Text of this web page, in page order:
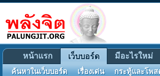
หน้าแรก เว็บบอร์ด
ค้นหาในเว็บบอร์ด เรื่องเด่น กระทู้และโพ
มีอะไรใหม่